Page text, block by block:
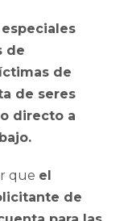
de
de
de seres
directo a
que el
de